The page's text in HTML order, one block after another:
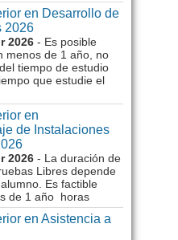
en Desarrollo de
2026
2026 - Es posible
menos de 1 año, no
tiempo de estudio
que estudie el
en
de Instalaciones
2026 - La duración de
Libres depende
Es factible
de 1 año horas
en Asistencia a